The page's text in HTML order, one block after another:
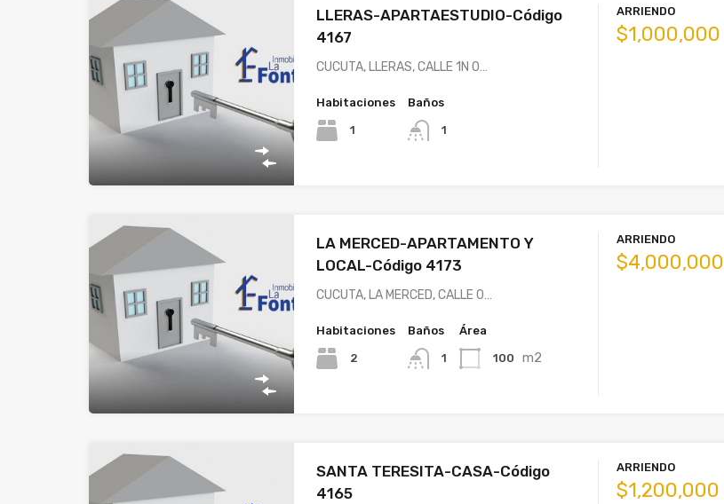
LLERAS-APARTAESTUDIO-Código
4167
CUCUTA, LLERAS, CALLE 1N 0…
Habitaciones
1
Baños
1
ARRIENDO
$1,000,000
LA MERCED-APARTAMENTO Y
LOCAL-Código 4173
CUCUTA, LA MERCED, CALLE 0…
Habitaciones
2
Baños
1
Área
100 m2
ARRIENDO
$4,000,000
SANTA TERESITA-CASA-Código
4165
ARRIENDO
$1,200,000